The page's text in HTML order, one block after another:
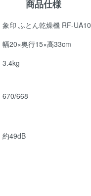
商品仕様
象印 ふとん乾燥機 RF-UA10
幅20×奥行15×高33cm
3.4kg
670/668
約49dB